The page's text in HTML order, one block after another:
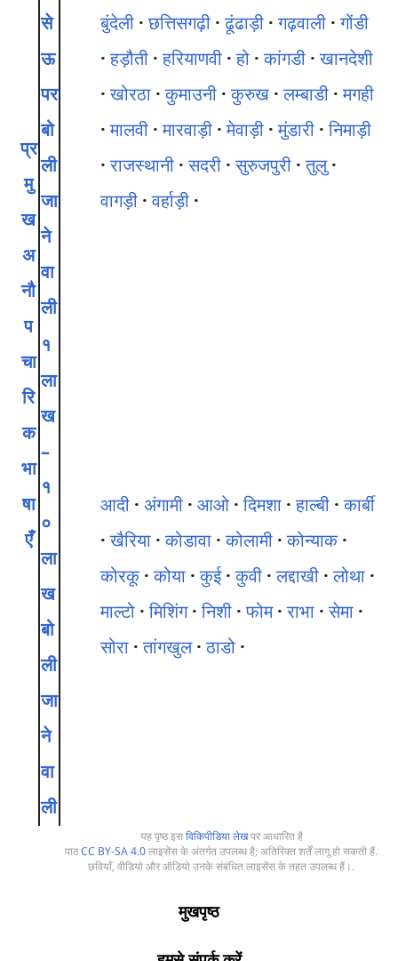
प्र
मु
ख
अ
नौ
प
चा
रि
क
भा
षा
एँ
से
ऊ
पर
बो
ली
जा
ने
वा
ली
बुंदेली छत्तिसगढ़ी ढूंढाड़ी गढ़वाली गोंडी
हड़ौती हरियाणवी हो कांगडी खानदेशी
खोरठा कुमाउनी कुरुख लम्बाडी मगही
मालवी मारवाड़ी मेवाड़ी मुंडारी निमाड़ी
राजस्थानी सदरी सुरुजपुरी तुलु
वागड़ी वर्हाड़ी
१
ला
ख
–
१
०
ला
ख
बो
ली
जा
ने
वा
ली
आदी अंगामी आओ दिमशा हाल्बी कार्बी
खैरिया कोडावा कोलामी कोन्याक
कोरकू कोया कुई कुवी लद्दाखी लोथा
माल्टो मिशिंग निशी फोम राभा सेमा
सोरा तांगखुल ठाडो
यह पृष्ठ इसविकिपीडिया लेखपर आधारित है
पाठCC BY-SA 4.0लाइसेंस के अंतर्गत उपलब्ध है; अतिरिक्त शर्तें लागू हो सकती हैं.
छवियाँ, वीडियो और ऑडियो उनके संबंधित लाइसेंस के तहत उपलब्ध हैं।.
मुखपृष्ठ